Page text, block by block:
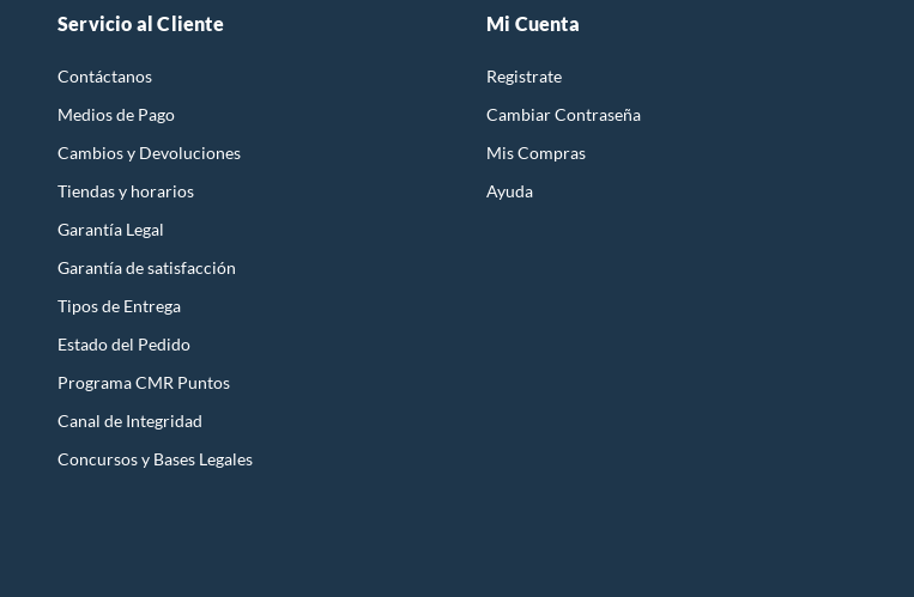
Servicio al Cliente
Contáctanos
Medios de Pago
Cambios y Devoluciones
Tiendas y horarios
Garantía Legal
Garantía de satisfacción
Tipos de Entrega
Estado del Pedido
Programa CMR Puntos
Canal de Integridad
Concursos y Bases Legales
Mi Cuenta
Registrate
Cambiar Contraseña
Mis Compras
Ayuda